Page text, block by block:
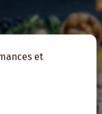
et